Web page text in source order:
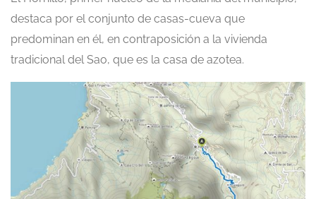
destaca por el conjunto de casas-cueva que
predominan en él, en contraposición a la vivienda
tradicional del Sao, que es la casa de azotea.